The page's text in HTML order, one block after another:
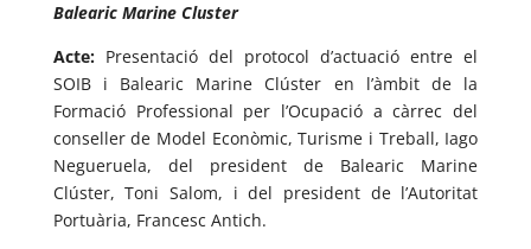
Balearic Marine Cluster
Acte:Presentació del protocol d’actuació entre el
SOIB i Balearic Marine Clúster en l’àmbit de la
Formació Professional per l’Ocupació a càrrec del
conseller de Model Econòmic, Turisme i Treball, Iago
Negueruela, del president de Balearic Marine
Clúster, Toni Salom, i del president de l’Autoritat
Portuària, Francesc Antich.